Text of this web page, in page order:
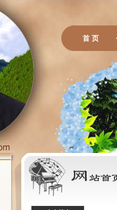
首 页